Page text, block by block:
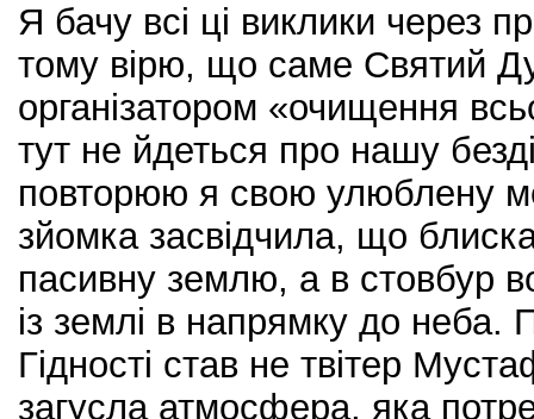
Я бачу всі ці виклики через
тому вірю, що саме Святий
організатором «очищення
тут не йдеться про нашу
повторюю я свою улюблену
зйомка засвідчила, що
пасивну землю, а в стовбур
із землі в напрямку до неба.
Гідності став не твітер
загусла атмосфера, яка